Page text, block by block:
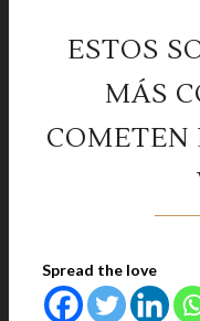
ESTOS
MÁS
COMETEN
Spread the love